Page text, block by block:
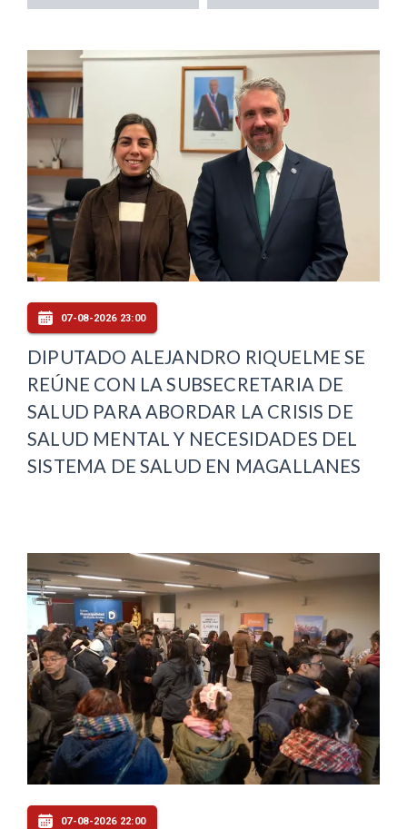
07-08-2026 23:00
DIPUTADO ALEJANDRO RIQUELME SE
REÚNE CON LA SUBSECRETARIA DE
SALUD PARA ABORDAR LA CRISIS DE
SALUD MENTAL Y NECESIDADES DEL
SISTEMA DE SALUD EN MAGALLANES
07-08-2026 22:00